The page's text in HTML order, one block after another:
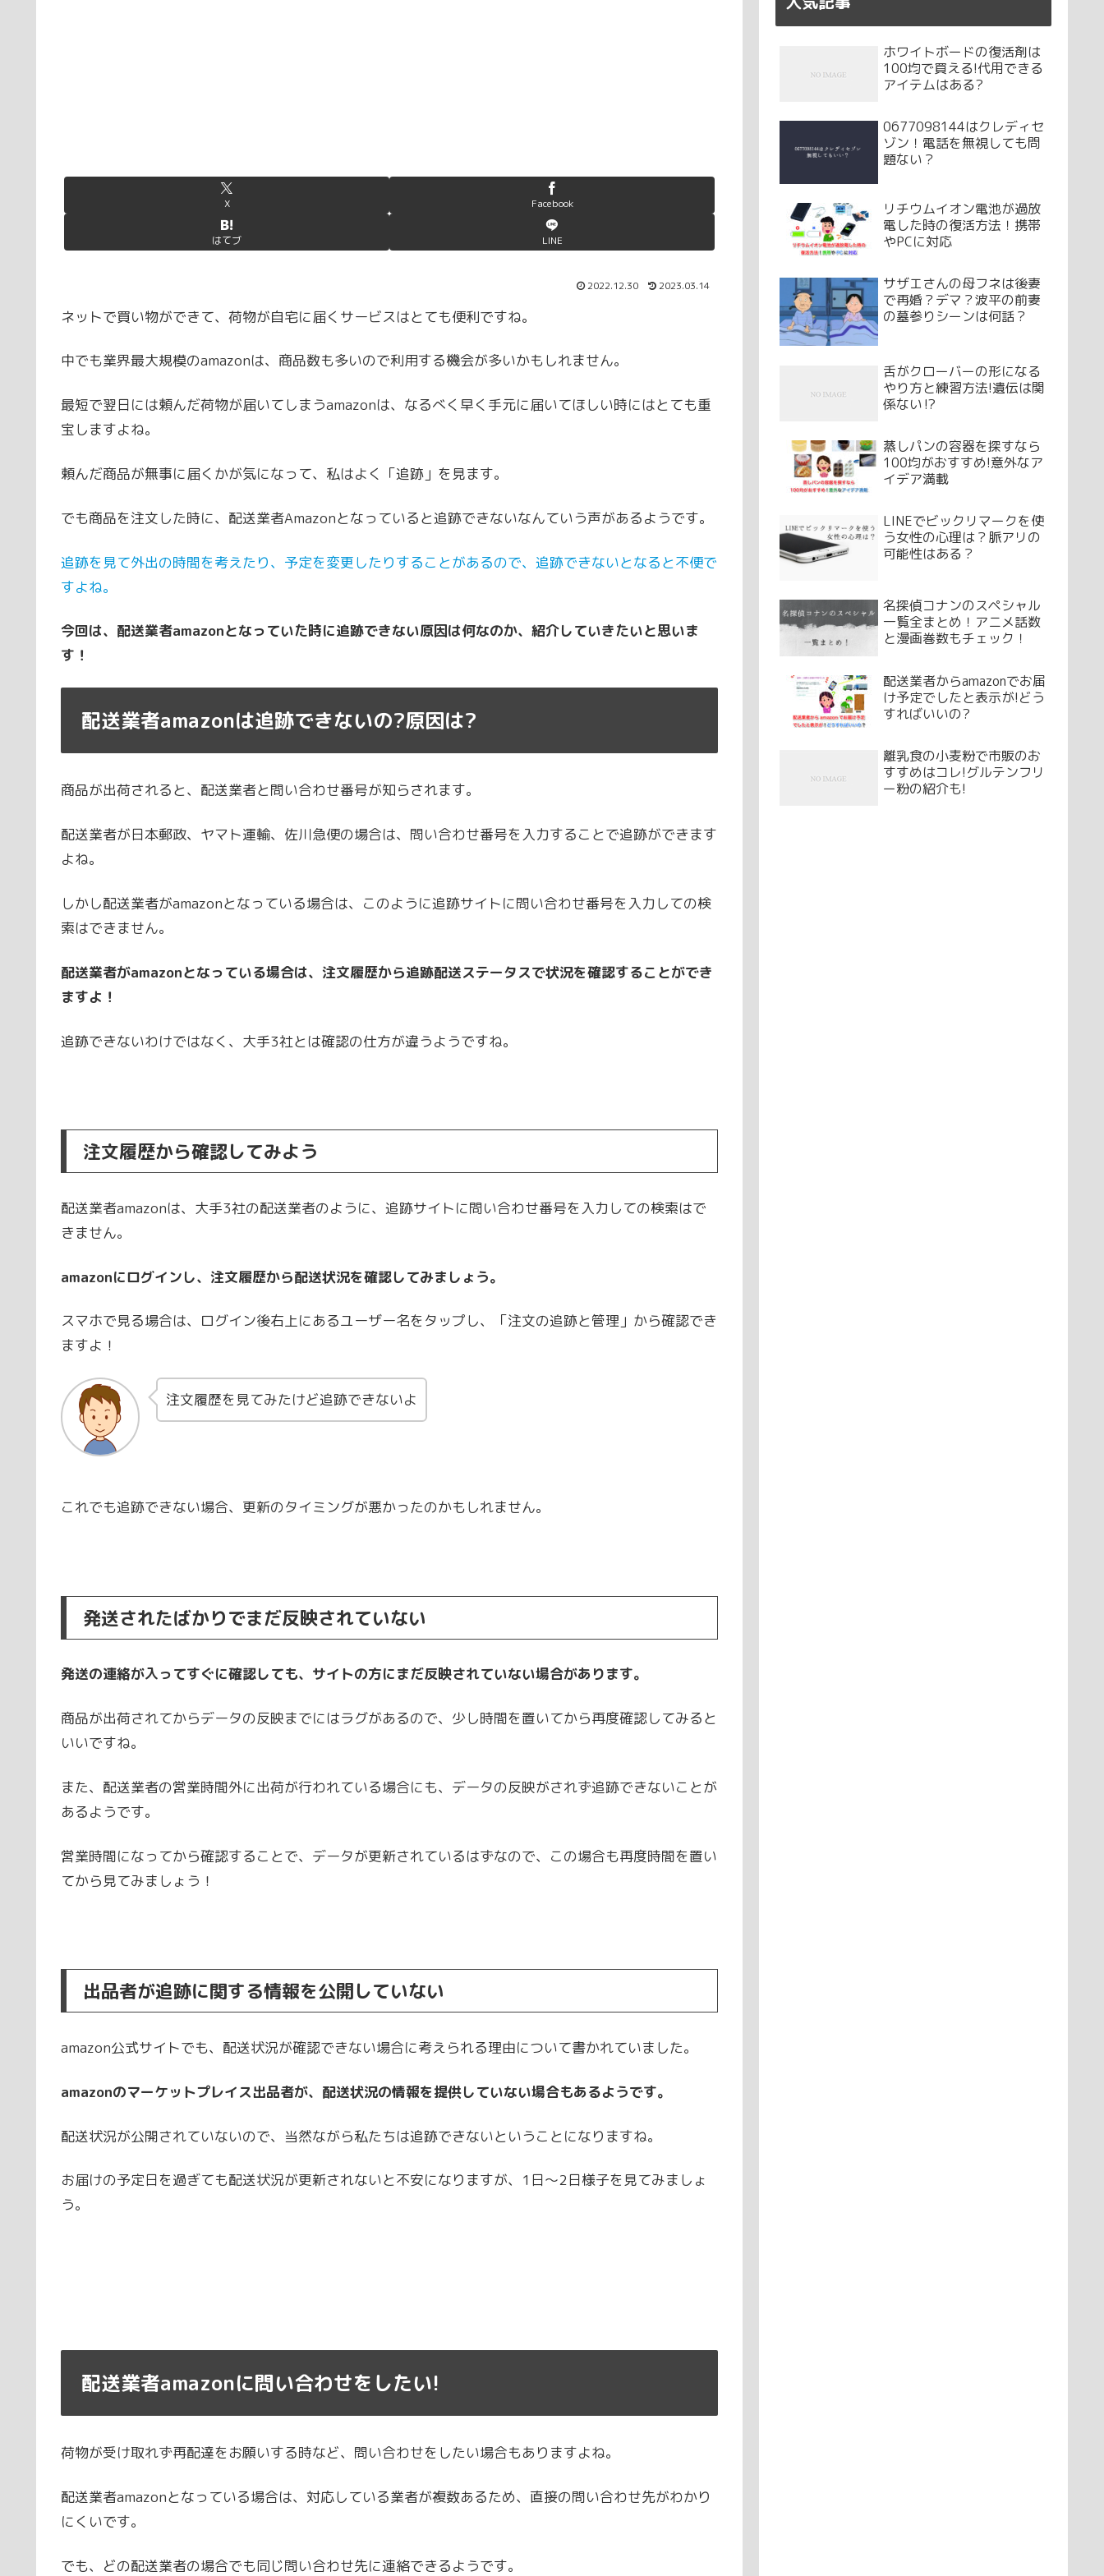
X Facebook
はてブ LINE
2022.12.30 2023.03.14
ネットで買い物ができて、荷物が自宅に届くサービスはとても便利ですね。
中でも業界最大規模のamazonは、商品数も多いので利用する機会が多いかもしれません。
最短で翌日には頼んだ荷物が届いてしまうamazonは、なるべく早く手元に届いてほしい時にはとても重
宝しますよね。
頼んだ商品が無事に届くかが気になって、私はよく「追跡」を見ます。
でも商品を注文した時に、配送業者Amazonとなっていると追跡できないなんていう声があるようです。
追跡を見て外出の時間を考えたり、予定を変更したりすることがあるので、追跡できないとなると不便で
すよね。
今回は、配送業者amazonとなっていた時に追跡できない原因は何なのか、紹介していきたいと思いま
す！
配送業者amazonは追跡できないの?原因は?
商品が出荷されると、配送業者と問い合わせ番号が知らされます。
配送業者が日本郵政、ヤマト運輸、佐川急便の場合は、問い合わせ番号を入力することで追跡ができます
よね。
しかし配送業者がamazonとなっている場合は、このように追跡サイトに問い合わせ番号を入力しての検
索はできません。
配送業者がamazonとなっている場合は、注文履歴から追跡配送ステータスで状況を確認することができ
ますよ！
追跡できないわけではなく、大手3社とは確認の仕方が違うようですね。
注文履歴から確認してみよう
配送業者amazonは、大手3社の配送業者のように、追跡サイトに問い合わせ番号を入力しての検索はで
きません。
amazonにログインし、注文履歴から配送状況を確認してみましょう。
スマホで見る場合は、ログイン後右上にあるユーザー名をタップし、「注文の追跡と管理」から確認でき
ますよ！
注文履歴を見てみたけど追跡できないよ
これでも追跡できない場合、更新のタイミングが悪かったのかもしれません。
発送されたばかりでまだ反映されていない
発送の連絡が入ってすぐに確認しても、サイトの方にまだ反映されていない場合があります。
商品が出荷されてからデータの反映までにはラグがあるので、少し時間を置いてから再度確認してみると
いいですね。
また、配送業者の営業時間外に出荷が行われている場合にも、データの反映がされず追跡できないことが
あるようです。
営業時間になってから確認することで、データが更新されているはずなので、この場合も再度時間を置い
てから見てみましょう！
出品者が追跡に関する情報を公開していない
amazon公式サイトでも、配送状況が確認できない場合に考えられる理由について書かれていました。
amazonのマーケットプレイス出品者が、配送状況の情報を提供していない場合もあるようです。
配送状況が公開されていないので、当然ながら私たちは追跡できないということになりますね。
お届けの予定日を過ぎても配送状況が更新されないと不安になりますが、1日～2日様子を見てみましょ
う。
配送業者amazonに問い合わせをしたい!
荷物が受け取れず再配達をお願いする時など、問い合わせをしたい場合もありますよね。
配送業者amazonとなっている場合は、対応している業者が複数あるため、直接の問い合わせ先がわかり
にくいです。
でも、どの配送業者の場合でも同じ問い合わせ先に連絡できるようです。
ホワイトボードの復活剤は
100均で買える!代用できる
アイテムはある?
0677098144はクレディセ
ゾン！電話を無視しても問
題ない？
リチウムイオン電池が過放
電した時の復活方法！携帯
やPCに対応
サザエさんの母フネは後妻
で再婚？デマ？波平の前妻
の墓参りシーンは何話？
舌がクローバーの形になる
やり方と練習方法!遺伝は関
係ない⁉
蒸しパンの容器を探すなら
100均がおすすめ!意外なア
イデア満載
LINEでビックリマークを使
う女性の心理は？脈アリの
可能性はある？
名探偵コナンのスペシャル
一覧全まとめ！アニメ話数
と漫画巻数もチェック！
配送業者からamazonでお届
け予定でしたと表示が!どう
すればいいの?
離乳食の小麦粉で市販のお
すすめはコレ!グルテンフリ
ー粉の紹介も!